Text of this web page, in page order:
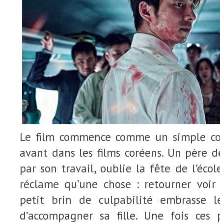
Le film commence comme un simple
avant dans les films coréens. Un père
par son travail, oublie la fête de
réclame qu’une chose : retourner
petit brin de culpabilité embrasse
d’accompagner sa fille. Une fois ces